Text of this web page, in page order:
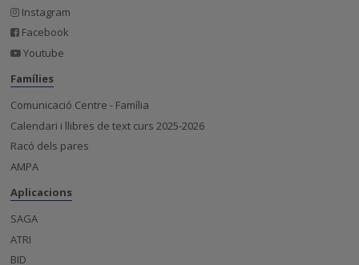
Instagram
Facebook
Youtube
Famílies
Comunicació Centre - Família
Calendari i llibres de text curs 2025-2026
Racó dels pares
AMPA
Aplicacions
SAGA
ATRI
BID